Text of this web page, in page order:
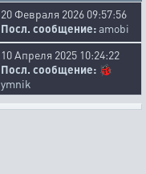
20 Февраля 2026 09:57:56
Посл. сообщение:amobi
10 Апреля 2025 10:24:22
Посл. сообщение: 🐞
ymnik